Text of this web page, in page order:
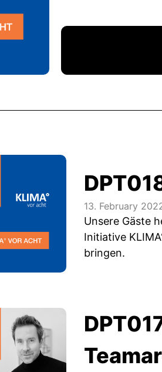
13. February
Unsere Gäste
Initiative
bringen.